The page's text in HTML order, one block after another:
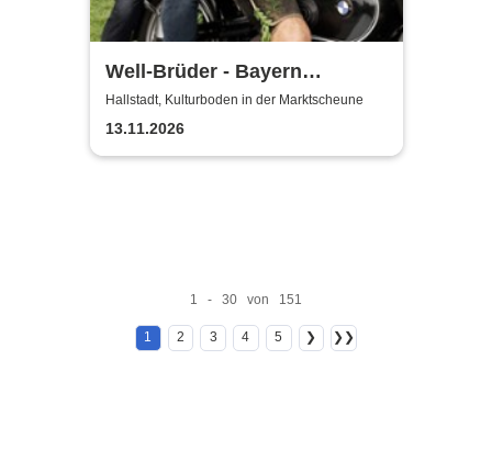
Well-Brüder - Bayern
Unplugged
Hallstadt, Kulturboden in der Marktscheune
13.11.2026
1 - 30 von 151
1 2 3 4 5 ❯ ❯❯